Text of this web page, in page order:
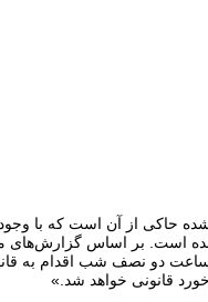
حاکی از آن است که با
شده است. بر اساس گزارش‌های
ساعت دو نصف شب اقدام به
قانونی خواهد شد.»